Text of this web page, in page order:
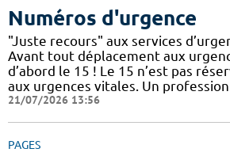
Numéros d'urgence
"Juste recours" aux services
Avant tout déplacement aux
d’abord le 15 ! Le 15 n’est pas
aux urgences vitales. Un
21/07/2026 13:56
PAGES